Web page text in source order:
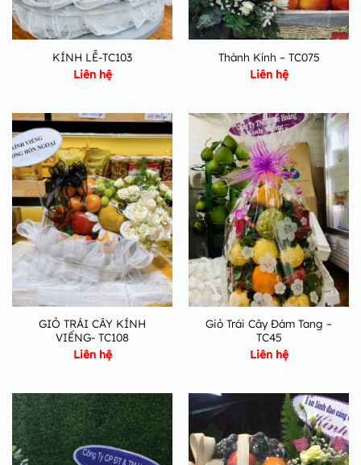
KÍNH LỄ-TC103
Liên hệ
Thành Kính – TC075
Liên hệ
GIỎ TRÁI CÂY KÍNH
VIẾNG- TC108
Liên hệ
Giỏ Trái Cây Đám Tang –
TC45
Liên hệ